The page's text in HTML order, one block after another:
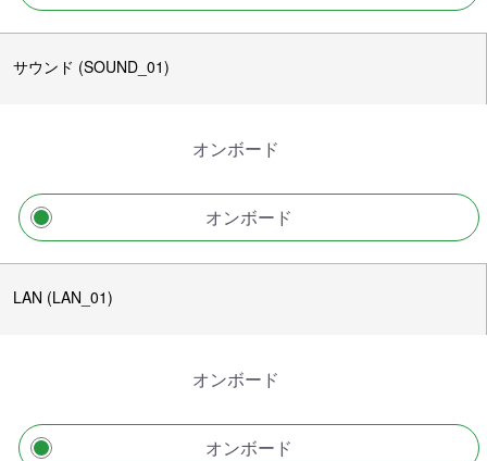
サウンド (SOUND_01)
オンボード
オンボード
LAN (LAN_01)
オンボード
オンボード